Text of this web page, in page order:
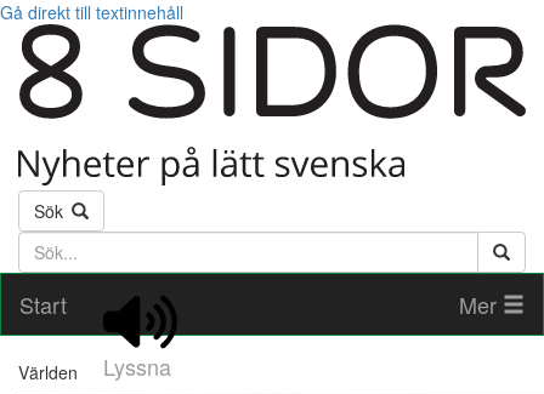
Gå direkt till textinnehåll
Sök
Söktext
Start
Lyssna
Mer
Världen